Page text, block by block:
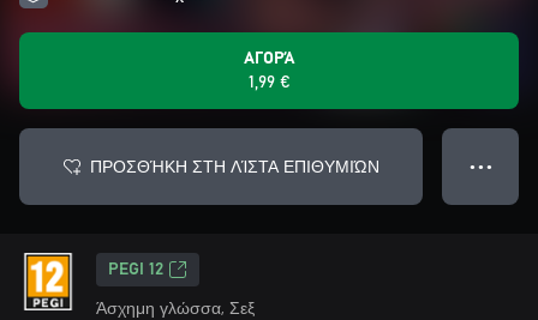
ΑΓΟΡΆ
1,99 €
ΠΡΟΣΘΉΚΗ ΣΤΗ ΛΊΣΤΑ ΕΠΙΘΥΜΙΏΝ ● ● ●
PEGI 12
Άσχημη γλώσσα, Σεξ